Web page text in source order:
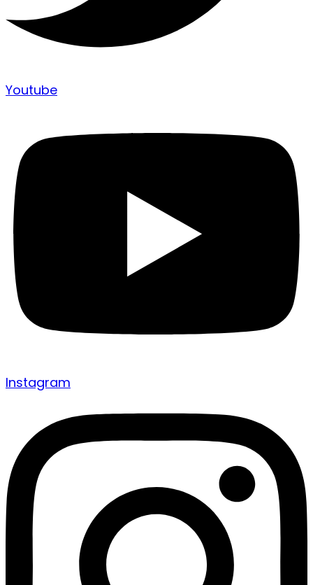
Youtube
Instagram